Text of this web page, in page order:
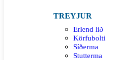
TREYJUR
Erlend lið
Körfubolti
Síðerma
Stutterma